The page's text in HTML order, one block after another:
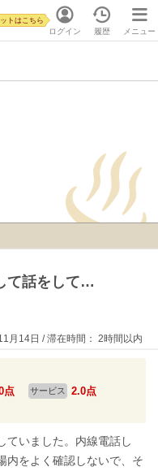
ログイン
トはこちら
履歴 メニュー
て話をして…
月14日 / 滞在時間： 2時間以内
点 サービス 2.0点
ていました。内線電話し
内をよく確認しないで、そ